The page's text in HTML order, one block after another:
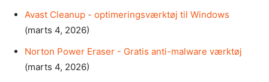
Avast Cleanup - optimeringsværktøj til Windows
(marts 4, 2026)
Norton Power Eraser - Gratis anti-malware værktøj
(marts 4, 2026)